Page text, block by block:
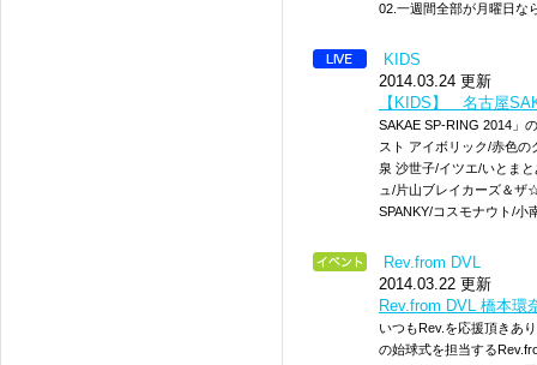
02.一週間全部が月曜日な
KIDS
2014.03.24 更新
【KIDS】 名古屋
SAKAE SP-RING 2014」
スト アイボリック/赤色
泉 沙世子/イツエ/いとま
ュ/片山ブレイカーズ＆ザ
SPANKY/コスモナウト/小
Rev.from DVL
2014.03.22 更新
Rev.from DVL 橋本環
いつもRev.を応援頂きあ
の始球式を担当する